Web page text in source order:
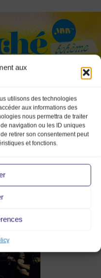
aux
utilisons des technologies
aux informations des
nous permettra de traiter
navigation ou les ID uniques
retirer son consentement peut
et fonctions.